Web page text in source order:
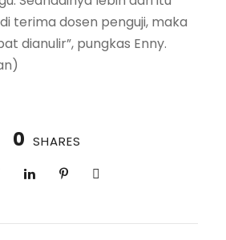
terima dosen penguji, maka
dianulir”, pungkas Enny.
0 SHARES